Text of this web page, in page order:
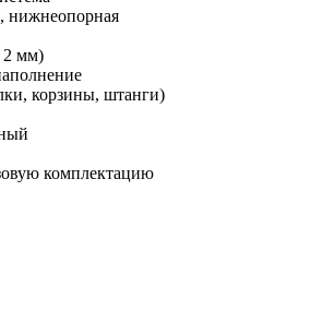
нижнеопорная
мм)
корзины, штанги)
комплектацию